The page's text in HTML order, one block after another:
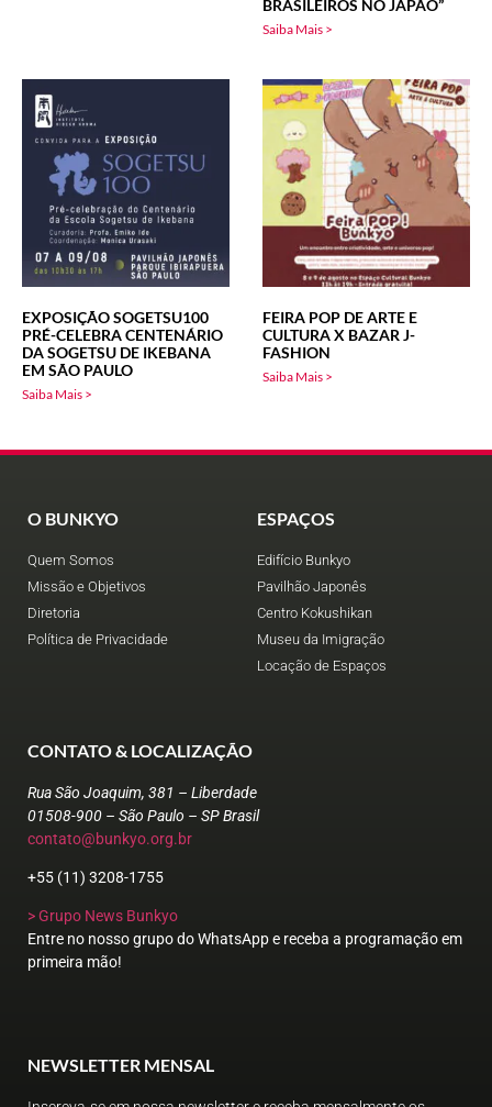
BRASILEIROS NO JAPÃO”
Saiba Mais >
EXPOSIÇÃO SOGETSU100
PRÉ-CELEBRA CENTENÁRIO
DA SOGETSU DE IKEBANA
EM SÃO PAULO
Saiba Mais >
FEIRA POP DE ARTE E
CULTURA X BAZAR J-
FASHION
Saiba Mais >
O BUNKYO
Quem Somos
Missão e Objetivos
Diretoria
Política de Privacidade
ESPAÇOS
Edifício Bunkyo
Pavilhão Japonês
Centro Kokushikan
Museu da Imigração
Locação de Espaços
CONTATO & LOCALIZAÇÃO
Rua São Joaquim, 381 – Liberdade
01508-900 – São Paulo – SP Brasil
contato@bunkyo.org.br
+55 (11) 3208-1755
> Grupo News Bunkyo
Entre no nosso grupo do WhatsApp e receba a programação em
primeira mão!
NEWSLETTER MENSAL